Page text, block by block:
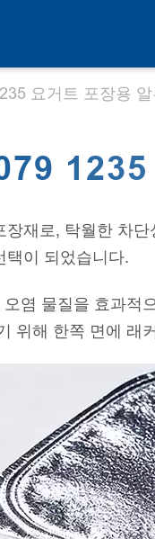
요거트 포장용
1235
장재로, 탁월한 차
택이 되었습니다.
염 물질을 효과적
위해 한쪽 면에 래